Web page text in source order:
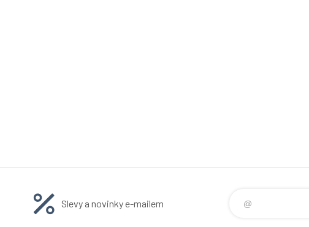
Slevy a novinky e-mailem